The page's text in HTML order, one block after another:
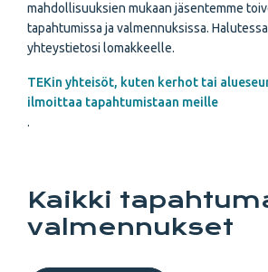
mahdollisuuksien mukaan jäsentemme
tapahtumissa ja valmennuksissa.
yhteystietosi lomakkeelle.
TEKin yhteisöt, kuten kerhot tai
ilmoittaa tapahtumistaan meille
.
Kaikki
valmennukset